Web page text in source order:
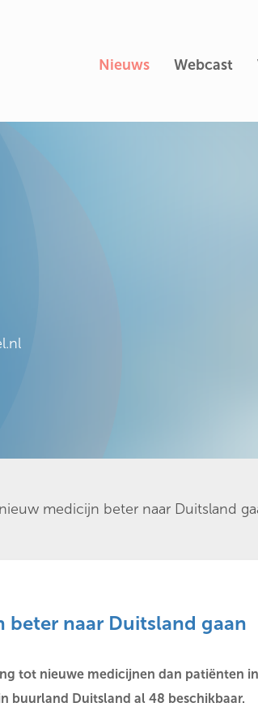
Nieuws Webcast
medicijn beter naar Duitsland
naar Duitsland gaan
tot nieuwe medicijnen dan patiënten
buurland Duitsland al 48 beschikbaar.